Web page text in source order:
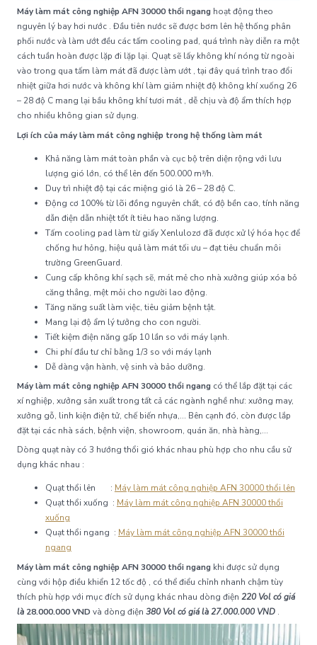
Máy làm mát công nghiệp AFN 30000 thổi nganghoạt động theo
nguyên lý bay hơi nước . Đầu tiên nước sẽ được bơm lên hệ thống phân
phối nước và làm ướt đều các tấm cooling pad, quá trình này diễn ra một
cách tuần hoàn được lặp đi lặp lại. Quạt sẽ lấy không khí nóng từ ngoài
vào trong qua tấm làm mát đã được làm ướt , tại đây quá trình trao đổi
nhiệt giữa hơi nước và không khí làm giảm nhiệt độ không khí xuống 26
– 28 độ C mang lại bầu không khí tươi mát , dễ chịu và độ ẩm thích hợp
cho nhiều không gian sử dụng.
Lợi ích của máy làm mát công nghiệp trong hệ thống làm mát
Khả năng làm mát toàn phần và cục bộ trên diện rộng với lưu
lượng gió lớn, có thể lên đến 500.000 m³/h.
Duy trì nhiệt độ tại các miệng gió là 26 – 28 độ C.
Động cơ 100% từ lõi đồng nguyên chất, có độ bền cao, tính năng
dẫn điện dẫn nhiệt tốt ít tiêu hao năng lượng.
Tấm cooling pad làm từ giấy Xenlulozơ đã được xử lý hóa học để
chống hư hỏng, hiệu quả làm mát tối ưu – đạt tiêu chuẩn môi
trường GreenGuard.
Cung cấp không khí sạch sẽ, mát mẻ cho nhà xưởng giúp xóa bỏ
căng thẳng, mệt mỏi cho người lao động.
Tăng năng suất làm việc, tiêu giảm bệnh tật.
Mang lại độ ẩm lý tưởng cho con người.
Tiết kiệm điện năng gấp 10 lần so với máy lạnh.
Chi phí đầu tư chỉ bằng 1/3 so với máy lạnh
Dễ dàng vận hành, vệ sinh và bảo dưỡng.
Máy làm mát công nghiệp AFN 30000 thổi ngangcó thể lắp đặt tại các
xí nghiệp, xưởng sản xuất trong tất cả các ngành nghề như: xưởng may,
xưởng gỗ, linh kiện điện tử, chế biến nhựa,… Bên cạnh đó, còn được lắp
đặt tại các nhà sách, bệnh viện, showroom, quán ăn, nhà hàng,…
Dòng quạt này có 3 hướng thổi gió khác nhau phù hợp cho nhu cầu sử
dụng khác nhau :
Quạt thổi lên : Máy làm mát công nghiệp AFN 30000 thổi lên
Quạt thổi xuống : Máy làm mát công nghiệp AFN 30000 thổi
xuống
Quạt thổi ngang : Máy làm mát công nghiệp AFN 30000 thổi
ngang
Máy làm mát công nghiệp AFN 30000 thổi ngangkhi được sử dụng
cùng với hộp điều khiển 12 tốc độ , có thể điểu chỉnh nhanh chậm tùy
thích phù hợp với mục đích sử dụng khác nhau dòng điện 220 Vol có giá
là28.000.000 VND và dòng điện 380 Vol có giá là 27.000.000 VND .